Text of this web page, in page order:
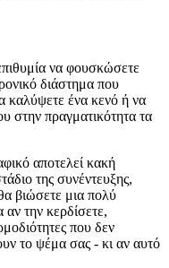
να φουσκώσετε
διάστημα που
καλύψετε ένα κενό ή να
στην πραγματικότητα τα
αποτελεί κακή
της συνέντευξης,
βιώσετε μια πολύ
την κερδίσετε,
που δεν
το ψέμα σας - κι αν αυτό